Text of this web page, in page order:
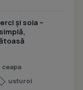
și soia –
ceapa
usturoi